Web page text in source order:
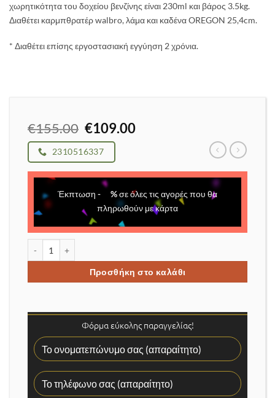
χωρητικότητα του δοχείου βενζίνης είναι 230ml και βάρος 3.5kg.
Διαθέτει καρμπθρατέρ walbro, λάμα και καδένα OREGON 25,4cm.
* Διαθέτει επίσης εργοστασιακή εγγύηση 2 χρόνια.
€155.00 Original
price
was:
€155.00.
€109.00Η
€109.00.
2310516337
Έκπτωση - %σε όλες τις αγορές που θα
πληρωθούν με κάρτα
Προσθήκη στο καλάθι
Φόρμα εύκολης παραγγελίας!